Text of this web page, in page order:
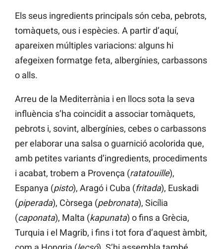
Els seus ingredients principals són ceba, pebrots,
tomàquets, ous i espècies. A partir d’aquí,
apareixen múltiples variacions: alguns hi
afegeixen formatge feta, albergínies, carbassons
o alls.
Arreu de la Mediterrània i en llocs sota la seva
influència s’ha coincidit a associar tomàquets,
pebrots i, sovint, albergínies, cebes o carbassons
per elaborar una salsa o guarnició acolorida que,
amb petites variants d’ingredients, procediments
i acabat, trobem a Provença (ratatouille),
Espanya (pisto), Aragó i Cuba (fritada), Euskadi
(piperada), Còrsega (pebronata), Sicília
(caponata), Malta (kapunata) o fins a Grècia,
Turquia i el Magrib, i fins i tot fora d’aquest àmbit,